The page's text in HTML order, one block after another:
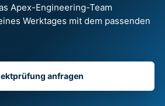
Apex-Engineering-Team
Werktages mit dem passenden
anfragen